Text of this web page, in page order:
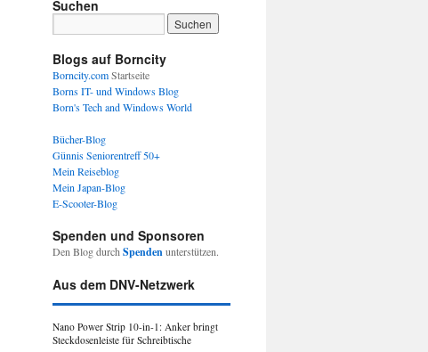
Suchen
Blogs auf Borncity
Borncity.comStartseite
Borns IT- und Windows Blog
Born's Tech and Windows World
Bücher-Blog
Günnis Seniorentreff 50+
Mein Reiseblog
Mein Japan-Blog
E-Scooter-Blog
Spenden und Sponsoren
Den Blog durch Spendenunterstützen.
Aus dem DNV-Netzwerk
Nano Power Strip 10-in-1: Anker bringt
Steckdosenleiste für Schreibtische